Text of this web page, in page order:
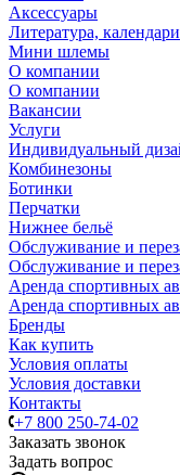
Аксессуары
Литература, календари
Мини шлемы
О компании
О компании
Вакансии
Услуги
Индивидуальный
Комбинезоны
Ботинки
Перчатки
Нижнее бельё
Обслуживание и
Обслуживание и
Аренда спортивных
Аренда спортивных
Бренды
Как купить
Условия оплаты
Условия доставки
Контакты
+7 800 250-74-02
Заказать звонок
Задать вопрос